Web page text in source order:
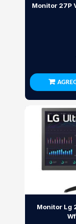
Monitor 27P
Monitor Lg